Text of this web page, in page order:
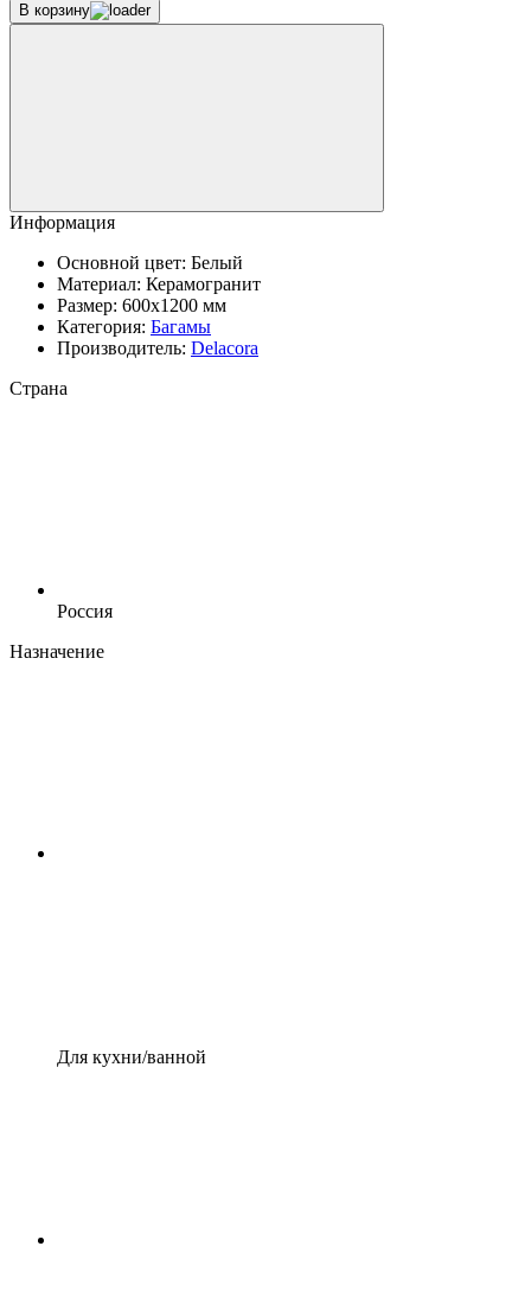
В корзину
Информация
Основной цвет: Белый
Материал: Керамогранит
Размер: 600x1200 мм
Категория: Багамы
Производитель: Delacora
Страна
Россия
Назначение
Для кухни/ванной